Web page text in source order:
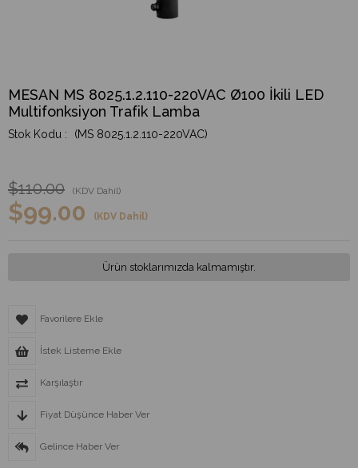
MESAN MS 8025.1.2.110-220VAC Ø100 İkili LED
Multifonksiyon Trafik Lamba
(MS 8025.1.2.110-220VAC)
$110.00 (KDV Dahil)
$99.00 (KDV Dahil)
Ürün stoklarımızda kalmamıştır.
Favorilere Ekle
İstek Listeme Ekle
Karşılaştır
Fiyat Düşünce Haber Ver
Gelince Haber Ver